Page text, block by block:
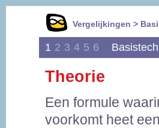
Vergelijkingen >
1 2 3 4 5 6
Theorie
Een formule
voorkomt heet een